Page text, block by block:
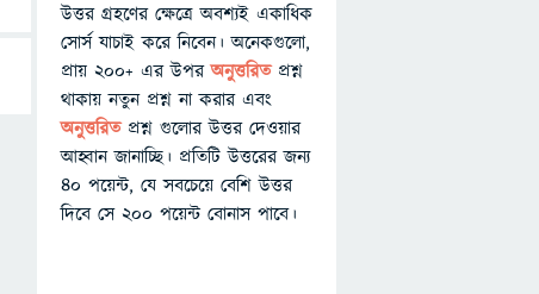
উত্তর গ্রহণের ক্ষেত্রে অবশ্যই একাধিক
সোর্স যাচাই করে নিবেন। অনেকগুলো,
প্রায় ২০০+ এর উপরঅনুত্তরিতপ্রশ্ন
থাকায় নতুন প্রশ্ন না করার এবং
অনুত্তরিত প্রশ্ন গুলোর উত্তর দেওয়ার
আহ্বান জানাচ্ছি। প্রতিটি উত্তরের জন্য
৪০ পয়েন্ট, যে সবচেয়ে বেশি উত্তর
দিবে সে ২০০ পয়েন্ট বোনাস পাবে।